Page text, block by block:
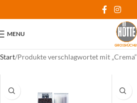
MENU
Start Produkte verschlagwortet mit „Crema“